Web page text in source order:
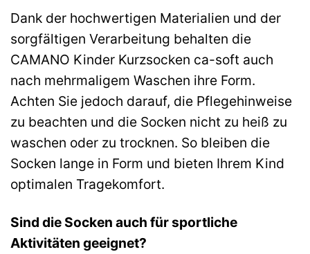
Dank der hochwertigen Materialien und der
sorgfältigen Verarbeitung behalten die
CAMANO Kinder Kurzsocken ca-soft auch
nach mehrmaligem Waschen ihre Form.
Achten Sie jedoch darauf, die Pflegehinweise
zu beachten und die Socken nicht zu heiß zu
waschen oder zu trocknen. So bleiben die
Socken lange in Form und bieten Ihrem Kind
optimalen Tragekomfort.
Sind die Socken auch für sportliche
Aktivitäten geeignet?